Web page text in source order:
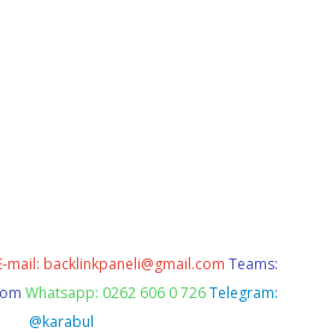
mail: backlinkpaneli@gmail.com Teams:
Whatsapp: 0262 606 0 726 Telegram:
@karabul